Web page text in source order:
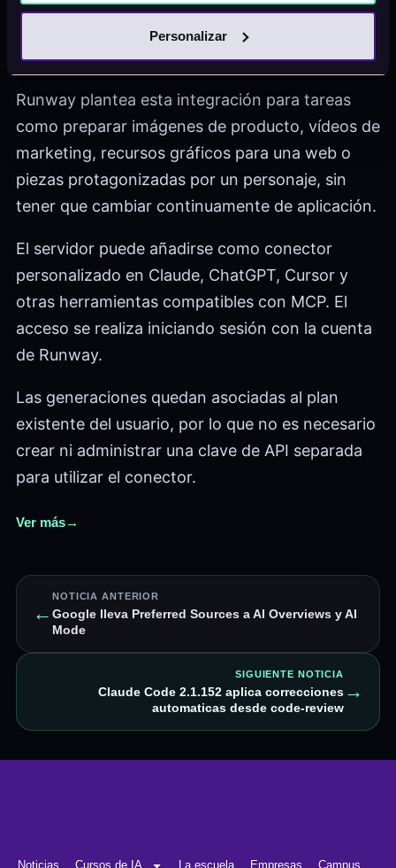
Personalizar
Seedance 2.0, GPT Image 2, Kling 3.0 y Nano
Banana Pro. La elección del modelo se integra
así en el flujo del agente.
Runway plantea esta integración para tareas
como preparar imágenes de producto, vídeos de
marketing, recursos gráficos para una web o
piezas protagonizadas por un personaje, sin
tener que cambiar continuamente de aplicación.
El servidor puede añadirse como conector
personalizado en Claude, ChatGPT, Cursor y
otras herramientas compatibles con MCP. El
acceso se realiza iniciando sesión con la cuenta
de Runway.
Las generaciones quedan asociadas al plan
existente del usuario, por lo que no es necesario
crear ni administrar una clave de API separada
para utilizar el conector.
Ver más→
←
NOTICIA ANTERIOR
Google lleva Preferred Sources a AI Overviews y AI
Mode
SIGUIENTE NOTICIA
Claude Code 2.1.152 aplica correcciones
automaticas desde code-review
→
Noticias Cursos de IA La escuela Empresas Campus